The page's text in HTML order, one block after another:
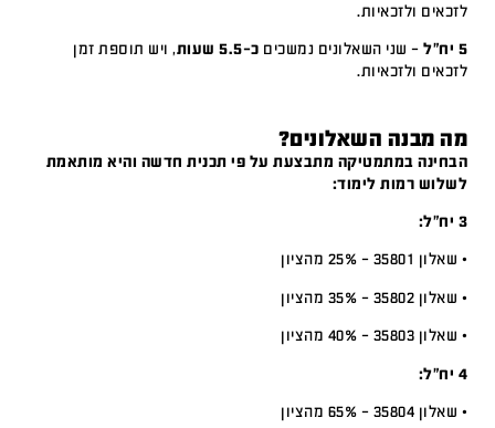
לזכאים ולזכאיות.
5 יח"ל – שני השאלונים נמשכים כ-5.5 שעות
, ויש תוספת זמן
לזכאים ולזכאיות.
מה מבנה השאלונים?
הבחינה במתמטיקה מתבצעת על פי תכנית חדשה והיא מותאמת
לשלוש רמות לימוד:
3 יח”ל:
• שאלון 35801 – 25% מהציון
• שאלון 35802 – 35% מהציון
• שאלון 35803 – 40% מהציון
4 יח”ל:
• שאלון 35804 – 65% מהציון